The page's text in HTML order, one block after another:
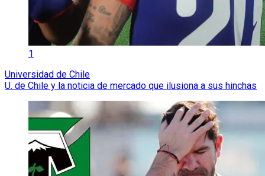
1
Universidad de Chile
U. de Chile y la noticia de mercado que ilusiona a sus hinchas